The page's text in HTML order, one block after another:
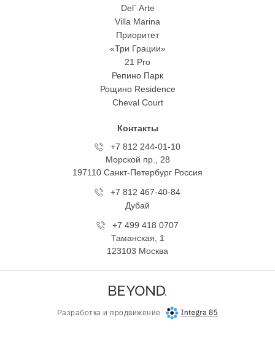
Del` Arte
Villa Marina
Приоритет
«Три Грации»
21 Pro
Репино Парк
Рощино Residence
Cheval Court
Контакты
+7 812 244-01-10
Морской пр., 28
197110 Санкт-Петербург Росcия
+7 812 467-40-84
Дубай
+7 499 418 0707
Таманская, 1
123103 Москва
Разработка и продвижение